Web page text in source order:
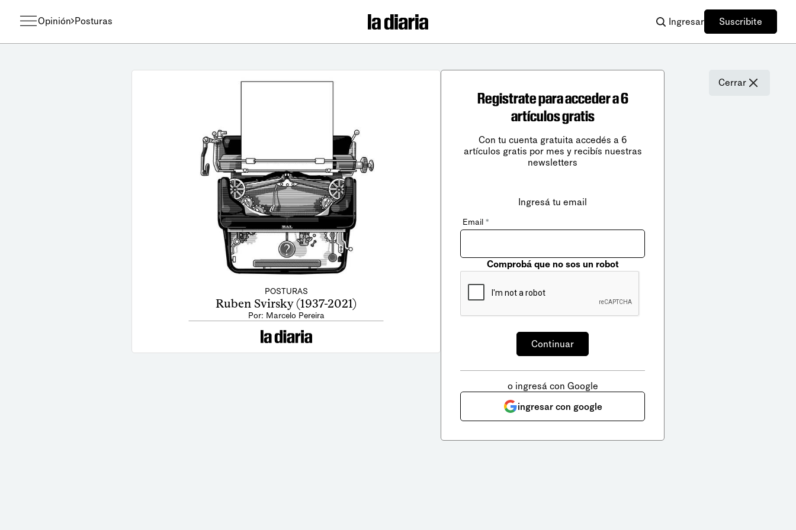
Opinión Posturas Ingresar Suscribite
POSTURAS
Ruben Svirsky (1937-2021)
Por: Marcelo Pereira
Cerrar
Registrate para acceder a 6
artículos gratis
Con tu cuenta gratuita accedés a 6
artículos gratis por mes y recibís nuestras
newsletters
Ingresá tu email
Email *
Comprobá que no sos un robot
o ingresá con Google
ingresar con google